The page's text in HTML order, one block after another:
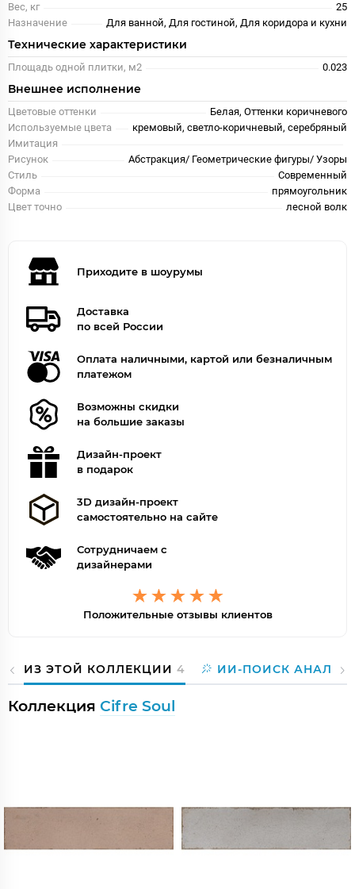
Вес, кг
25
Назначение
Для ванной, Для гостиной, Для коридора и кухни
Технические характеристики
Площадь одной плитки, м2 0.023
Внешнее исполнение
Цветовые оттенки
Белая, Оттенки коричневого
Используемые цвета
кремовый, светло-коричневый, серебряный
Имитация
Рисунок
Абстракция/ Геометрические фигуры/ Узоры
Стиль
Современный
Форма
прямоугольник
Цвет точно
лесной волк
Приходите в шоурумы
Доставка
по всей России
Оплата наличными, картой или безналичным
платежом
Возможны скидки
на большие заказы
Дизайн-проект
в подарок
3D дизайн-проект
самостоятельно на сайте
Сотрудничаем с
дизайнерами
Положительные отзывы клиентов
ИЗ ЭТОЙ КОЛЛЕКЦИИ 4 ИИ-ПОИСК
Коллекция Cifre Soul